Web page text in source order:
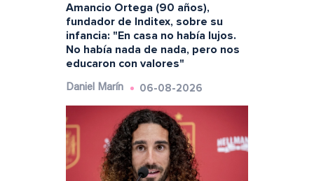
Amancio Ortega (90 años),
fundador de Inditex, sobre su
infancia: "En casa no había lujos.
No había nada de nada, pero nos
educaron con valores"
Daniel Marín 06-08-2026